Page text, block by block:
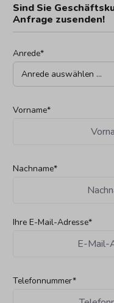
Sind Sie
Anfrage zusenden!
Anrede*
Vorname*
Nachname*
Ihre E-Mail-Adresse*
Telefonnummer*